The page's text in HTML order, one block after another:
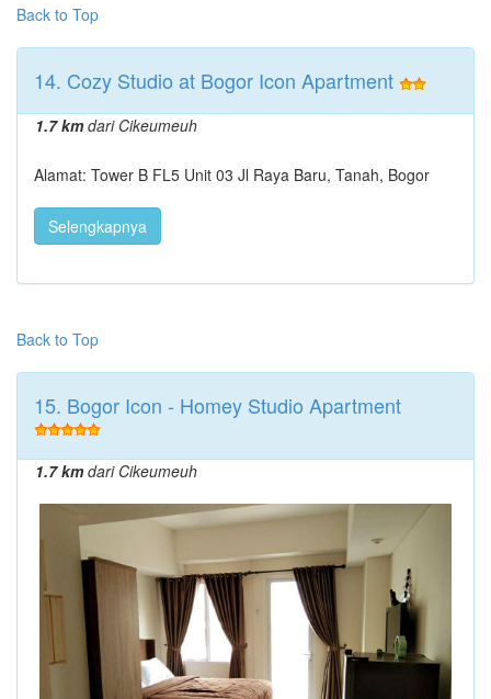
Back to Top
14. Cozy Studio at Bogor Icon Apartment
1.7 kmdari Cikeumeuh
Alamat: Tower B FL5 Unit 03 Jl Raya Baru, Tanah, Bogor
Selengkapnya
Back to Top
15. Bogor Icon - Homey Studio Apartment
1.7 kmdari Cikeumeuh